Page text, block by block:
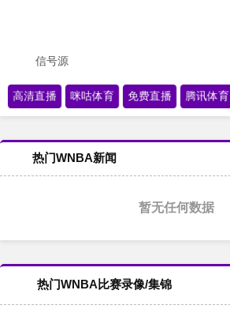
信号源
高清直播 咪咕体育 免费直播 腾讯体育
热门WNBA新闻
暂无任何数据
热门WNBA比赛录像/集锦